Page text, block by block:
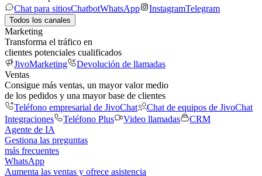
Chat para sitiosChatbotWhatsApp InstagramTelegram
Todos los canales
Marketing
Transforma el tráfico en
clientes potenciales cualificados
JivoMarketing
Devolución de llamadas
Ventas
Consigue más ventas, un mayor valor medio
de los pedidos y una mayor base de clientes
Teléfono empresarial de JivoChat
Chat de equipos de JivoChat
Integraciones
Teléfono Plus Video llamadas
CRM
Agente de IA
Gestiona las preguntas
más frecuentes
WhatsApp
Aumenta las ventas y ofrece asistencia